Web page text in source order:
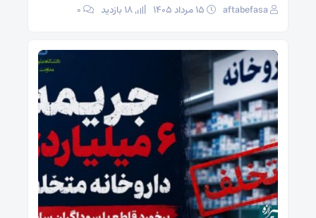
aftabefasa ۰